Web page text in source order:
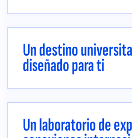
Un destino
diseñado para ti
Un laboratorio de